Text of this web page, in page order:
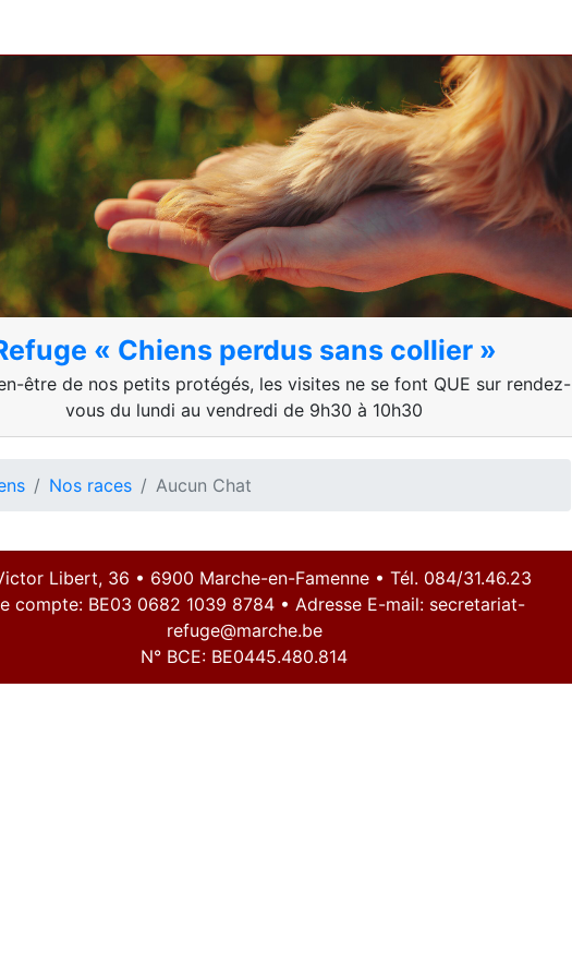
« Chiens perdus sans collier »
être de nos petits protégés, les visites ne se font QUE sur rendez-
vous du lundi au vendredi de 9h30 à 10h30
Nos races Aucun Chat
Libert, 36 • 6900 Marche-en-Famenne • Tél. 084/31.46.23
compte: BE03 0682 1039 8784 • Adresse E-mail: secretariat-
refuge@marche.be
N° BCE: BE0445.480.814